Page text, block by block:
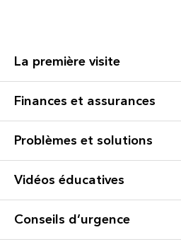
La première visite
Finances et assurances
Problèmes et solutions
Vidéos éducatives
Conseils d’urgence